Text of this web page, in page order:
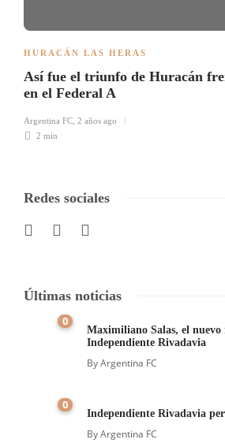
HURACÁN LAS HERAS
Así fue el triunfo de Huracán
en el Federal A
Argentina FC 2 años ago
2 min
Redes sociales
Últimas noticias
0
Maximiliano Salas, el nuevo
Independiente Rivadavia
ByArgentina FC
0
Independiente Rivadavia
ByArgentina FC